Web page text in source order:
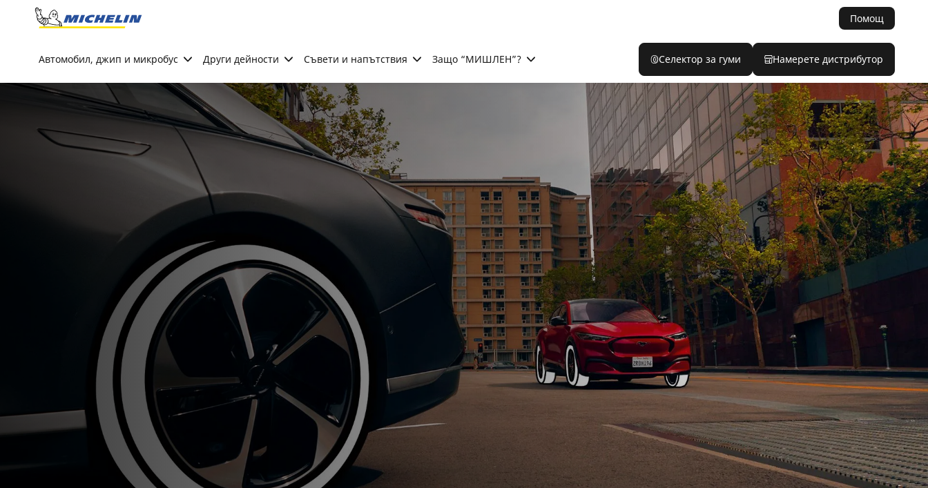
Go to page content
Помощ
Автомобил, джип и микробус Други дейности Съвети и напътствия Защо “МИШЛЕН”? Селектор за гуми Намерете дистрибутор